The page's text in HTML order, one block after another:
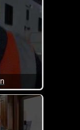
Szenen mit Mädels.